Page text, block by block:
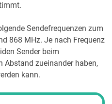
Sendefrequenzen zum
868 MHz. Je nach Frequenz
Sender beim
Abstand zueinander haben,
kann.